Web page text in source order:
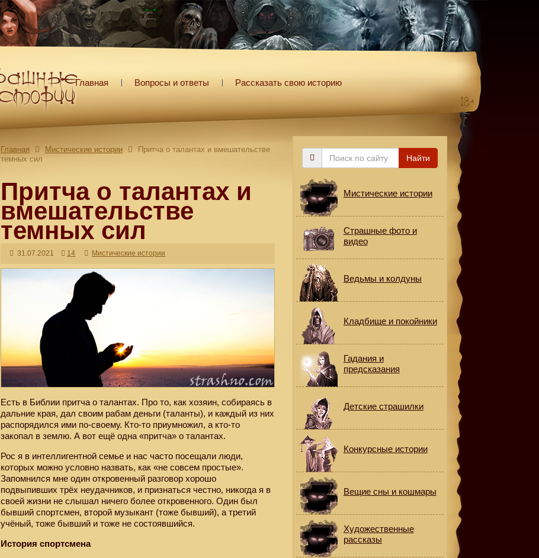
Главная Вопросы и ответы Рассказать свою историю
Главная Мистические истории
Притча о талантах и вмешательстве
темных сил
Притча о талантах и
вмешательстве
темных сил
31.07.2021 14 Мистические истории
Есть в Библии притча о талантах. Про то, как хозяин, собираясь в
дальние края, дал своим рабам деньги (таланты), и каждый из них
распорядился ими по-своему. Кто-то приумножил, а кто-то
закопал в землю. А вот ещё одна «притча» о талантах.
Рос я в интеллигентной семье и нас часто посещали люди,
которых можно условно назвать, как «не совсем простые».
Запомнился мне один откровенный разговор хорошо
подвыпивших трёх неудачников, и признаться честно, никогда я в
своей жизни не слышал ничего более откровенного. Один был
бывший спортсмен, второй музыкант (тоже бывший), а третий
учёный, тоже бывший и тоже не состоявшийся.
История спортсмена
Поиск
Найти
Мистические истории
Страшные фото и
видео
Ведьмы и колдуны
Кладбище и покойники
Гадания и
предсказания
Детские страшилки
Конкурсные истории
Вещие сны и кошмары
Художественные
рассказы